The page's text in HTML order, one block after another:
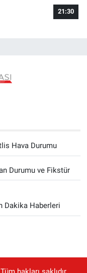
21:30
Hava Durumu
Durumu ve Fikstür
Dakika Haberleri